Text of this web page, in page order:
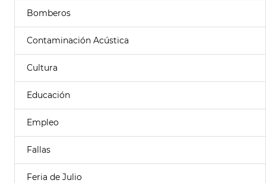
Bomberos
Contaminación Acústica
Cultura
Educación
Empleo
Fallas
Feria de Julio